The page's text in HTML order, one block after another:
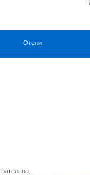
Отели